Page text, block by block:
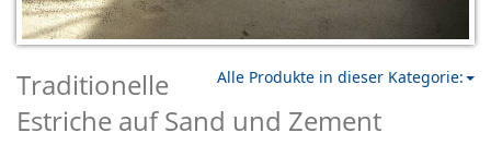
Alle Produkte in dieser Kategorie:
Traditionelle
Estriche auf Sand und Zement